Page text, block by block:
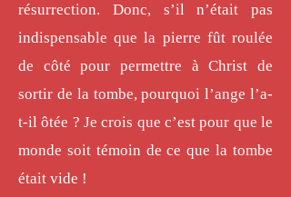
résurrection. Donc, s’il n’était pas
indispensable que la pierre fût roulée
de côté pour permettre à Christ de
sortir de la tombe, pourquoi l’ange l’a-
t-il ôtée ? Je crois que c’est pour que le
monde soit témoin de ce que la tombe
était vide !